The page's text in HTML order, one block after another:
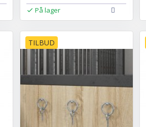
På lager
TILBUD